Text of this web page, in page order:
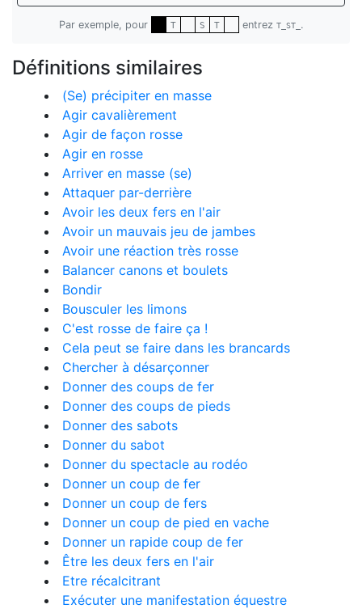
Par exemple, pour T S T entrez T_ST_ .
Définitions similaires
(Se) précipiter en masse
Agir cavalièrement
Agir de façon rosse
Agir en rosse
Arriver en masse (se)
Attaquer par-derrière
Avoir les deux fers en l'air
Avoir un mauvais jeu de jambes
Avoir une réaction très rosse
Balancer canons et boulets
Bondir
Bousculer les limons
C'est rosse de faire ça !
Cela peut se faire dans les brancards
Chercher à désarçonner
Donner des coups de fer
Donner des coups de pieds
Donner des sabots
Donner du sabot
Donner du spectacle au rodéo
Donner un coup de fer
Donner un coup de fers
Donner un coup de pied en vache
Donner un rapide coup de fer
Être les deux fers en l'air
Etre récalcitrant
Exécuter une manifestation équestre